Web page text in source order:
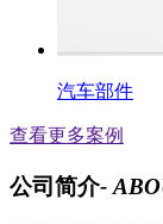
汽车部件
查看更多案例
公司简介-